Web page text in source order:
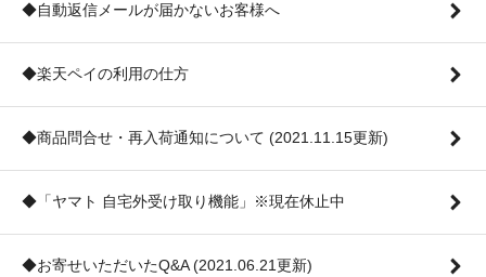
◆自動返信メールが届かないお客様へ
◆楽天ペイの利用の仕方
◆商品問合せ・再入荷通知について (2021.11.15更新)
◆「ヤマト 自宅外受け取り機能」※現在休止中
◆お寄せいただいたQ&A (2021.06.21更新)